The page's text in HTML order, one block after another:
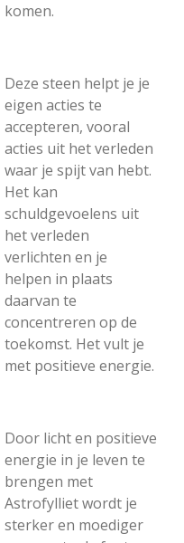
komen.
Deze steen helpt je je
eigen acties te
accepteren, vooral
acties uit het verleden
waar je spijt van hebt.
Het kan
schuldgevoelens uit
het verleden
verlichten en je
helpen in plaats
daarvan te
concentreren op de
toekomst. Het vult je
met positieve energie.
Door licht en positieve
energie in je leven te
brengen met
Astrofylliet wordt je
sterker en moediger